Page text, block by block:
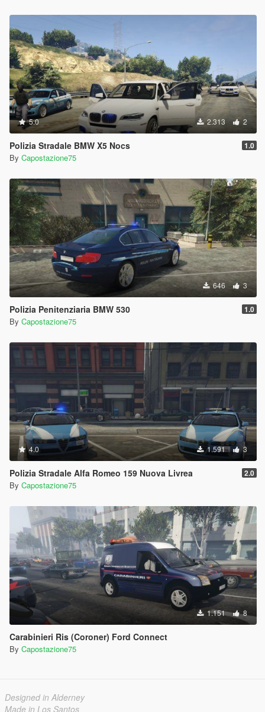
5.0 2.313 2
Polizia Stradale BMW X5 Nocs 1.0
By Capostazione75
646 3
Polizia Penitenziaria BMW 530 1.0
By Capostazione75
4.0 1.591 3
Polizia Stradale Alfa Romeo 159 Nuova Livrea 2.0
By Capostazione75
1.151 8
Carabinieri Ris (Coroner) Ford Connect
By Capostazione75
Designed in Alderney
Made in Los Santos